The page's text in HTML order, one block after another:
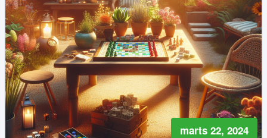
marts 22, 2024